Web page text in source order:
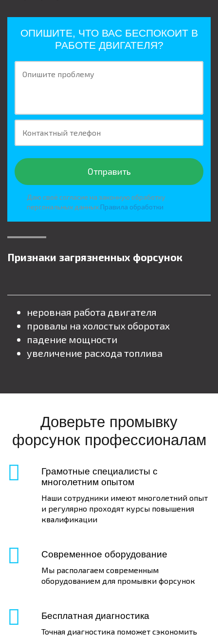
ОПИШИТЕ, ЧТО ВАС БЕСПОКОИТ В
РАБОТЕ ДВИГАТЕЛЯ?
Опишите проблему
Контактный телефон
Отправить
Даю своё согласие на законную обработку
персональных данных.Правила обработки
Признаки загрязненных форсунок
неровная работа двигателя
провалы на холостых оборотах
падение мощности
увеличение расхода топлива
Доверьте промывку
форсунок профессионалам
Грамотные специалисты с
многолетним опытом
Наши сотрудники имеют многолетний опыт
и регулярно проходят курсы повышения
квалификации
Современное оборудование
Мы располагаем современным
оборудованием для промывки форсунок
Бесплатная диагностика
Точная диагностика поможет сэкономить